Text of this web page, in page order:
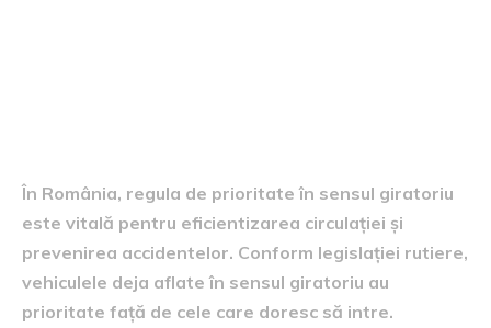
În România, regula de prioritate în sensul giratoriu
este vitală pentru eficientizarea circulației și
prevenirea accidentelor. Conform legislației rutiere,
vehiculele deja aflate în sensul giratoriu au
prioritate față de cele care doresc să intre.